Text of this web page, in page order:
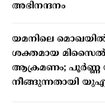
അഭിനന്ദനം
യമനിലെ
ശക്തമായ
ആക്രമണം; പൂർണ്ണ
നീങ്ങുന്നതായി